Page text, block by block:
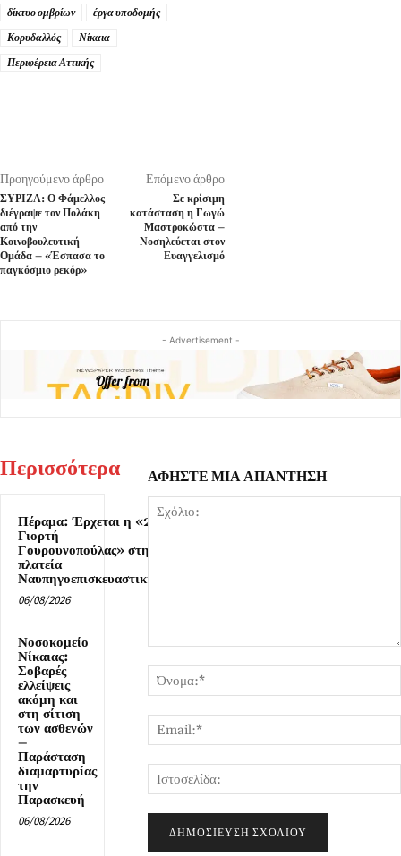
δίκτυο ομβρίων
έργα υποδομής
Κορυδαλλός
Νίκαια
Περιφέρεια Αττικής
Προηγούμενο άρθρο
ΣΥΡΙΖΑ: Ο Φάμελλος
διέγραψε τον Πολάκη
από την
Κοινοβουλευτική
Ομάδα – «Έσπασα το
παγκόσμιο ρεκόρ»
Επόμενο άρθρο
Σε κρίσιμη
κατάσταση η Γωγώ
Μαστροκώστα –
Νοσηλεύεται στον
Ευαγγελισμό
- Advertisement -
Περισσότερα
Πέραμα: Έρχεται η «2η
Γιορτή
Γουρουνοπούλας» στην
πλατεία
Ναυπηγοεπισκευαστικής
06/08/2026
Νοσοκομείο
Νίκαιας:
Σοβαρές
ελλείψεις
ακόμη και
στη σίτιση
των ασθενών
–
Παράσταση
διαμαρτυρίας
την
Παρασκευή
06/08/2026
ΑΦΗΣΤΕ ΜΙΑ ΑΠΑΝΤΗΣΗ